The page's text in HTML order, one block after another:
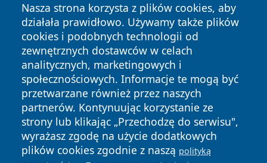
Nasza strona korzysta z plików cookies, aby
działała prawidłowo. Używamy także plików
cookies i podobnych technologii od
zewnętrznych dostawców w celach
analitycznych, marketingowych i
społecznościowych. Informacje te mogą być
przetwarzane również przez naszych
partnerów. Kontynuując korzystanie ze
strony lub klikając „Przechodzę do serwisu",
wyrażasz zgodę na użycie dodatkowych
plików cookies zgodnie z naszą polityką
Copyright © 2026 newsynowodworskie.pl Wszystkie prawa
zastrzeżone.
News Autorzy
Polityka
Prywatności
Polityka
Cookies